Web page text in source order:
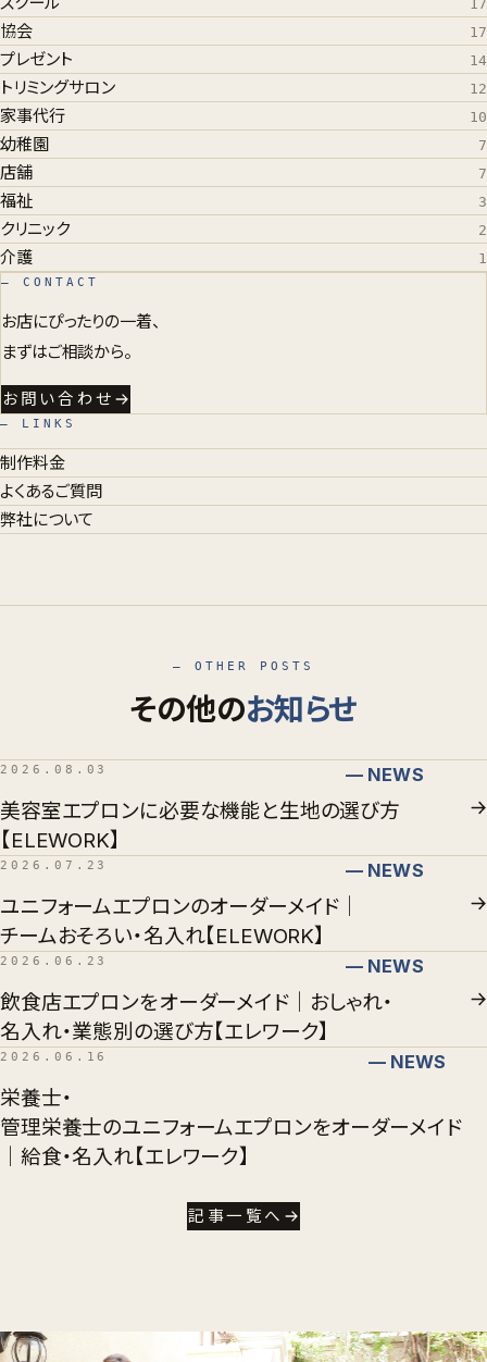
17
協会 17
プレゼント 14
トリミングサロン 12
家事代行 10
幼稚園 7
店舗 7
福祉 3
クリニック 2
介護 1
— CONTACT
お店にぴったりの一着、
まずはご相談から。
お問い合わせ
— LINKS
制作料金
よくあるご質問
弊社について
— OTHER POSTS
その他のお知らせ
2026.08.03 — NEWS
美容室エプロンに必要な機能と生地の選び方
【ELEWORK】
2026.07.23 — NEWS
ユニフォームエプロンのオーダーメイド｜
チームおそろい・名入れ【ELEWORK】
2026.06.23 — NEWS
飲食店エプロンをオーダーメイド｜おしゃれ・
名入れ・業態別の選び方【エレワーク】
2026.06.16 — NEWS
栄養士・
管理栄養士のユニフォームエプロンをオーダーメイド
｜給食・名入れ【エレワーク】
記事一覧へ